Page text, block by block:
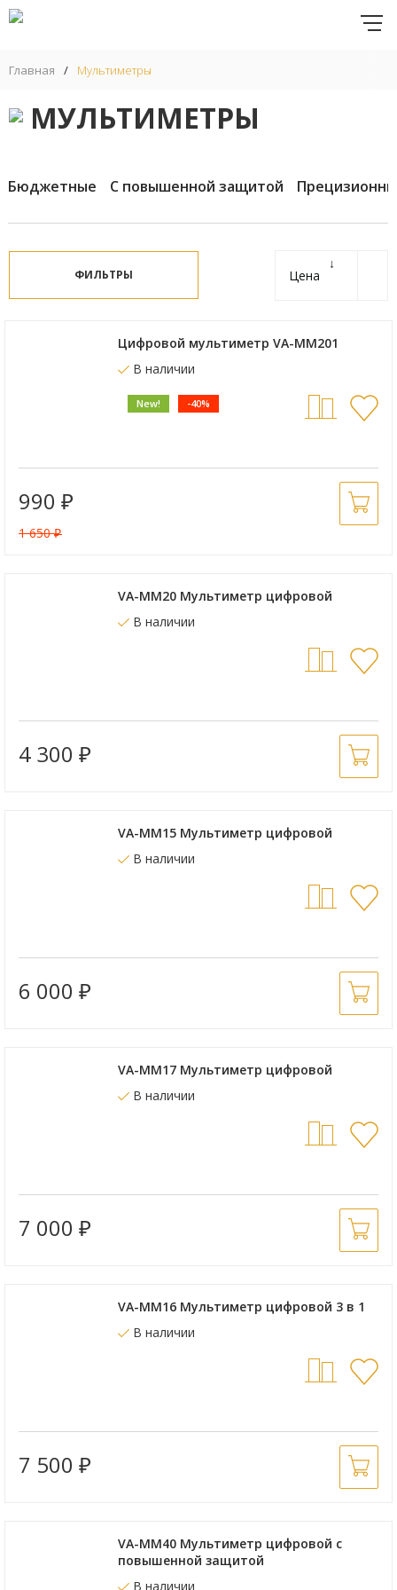
Главная / Мультиметры
МУЛЬТИМЕТРЫ
Бюджетные С повышенной защитой
ФИЛЬТРЫ Цена
↓
Цифровой мультиметр VA-MM201
В наличии
New! -40%
990 ₽
1 650₽
VA-MM20 Мультиметр цифровой
В наличии
4 300 ₽
VA-MM15 Мультиметр цифровой
В наличии
6 000 ₽
VA-MM17 Мультиметр цифровой
В наличии
7 000 ₽
VA-MM16 Мультиметр цифровой 3 в 1
В наличии
7 500 ₽
VA-MM40 Мультиметр цифровой с
повышенной защитой
В наличии